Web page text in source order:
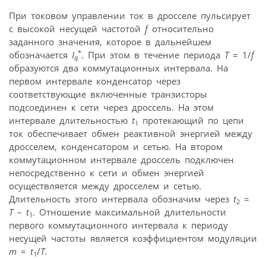
При токовом управлении ток в дросселе пульсирует
с высокой несущей частотой fотносительно
заданного значения, которое в дальнейшем
обозначается Iq
*. При этом в течение периода T= 1/f
образуются два коммутационных интервала. На
первом интервале конденсатор через
соответствующие включенные транзисторы
подсоединен к сети через дроссель. На этом
интервале длительностью t1
протекающий по цепи
ток обеспечивает обмен реактивной энергией между
дросселем, конденсатором и сетью. На втором
коммутационном интервале дроссель подключен
непосредственно к сети и обмен энергией
осуществляется между дросселем и сетью.
Длительность этого интервала обозначим через t2 =
T– t1 . Отношение максимальной длительности
первого коммутационного интервала к периоду
несущей частоты является коэффициентом модуляции
m = t1/T.